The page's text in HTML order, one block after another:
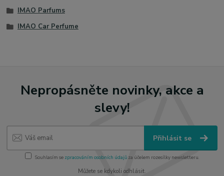
IMAO Parfums
IMAO Car Perfume
Nepropásněte novinky, akce a
slevy!
Přihlásit se
Souhlasím se zpracováním osobních údajůza účelem rozesílky newsletteru.
Můžete se kdykoli odhlásit.